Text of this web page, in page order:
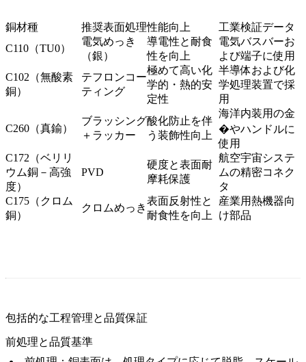
銅材種 推奨表面処理性能向上
工業検証データ
C110（TU0）
電気めっき
（銀）
導電性と耐食
性を向上
電気バスバーお
よび端子に使用
C102（無酸素
銅）
テフロンコー
ティング
極めて高い化
学的・熱的安
定性
半導体および化
学処理装置で採
用
C260（真鍮）
ブラッシング
＋ラッカー
酸化防止を伴
う装飾性向上
海洋内装用の金
�やハンドルに
使用
C172（ベリリ
ウム銅－高強
度）
PVD
硬度と表面耐
摩耗保護
航空宇宙システ
ムの精密コネク
タ
C175（クロム
銅）
クロムめっき
表面反射性と
耐食性を向上
産業用熱機器向
け部品
包括的な工程管理と品質保証
前処理と品質基準